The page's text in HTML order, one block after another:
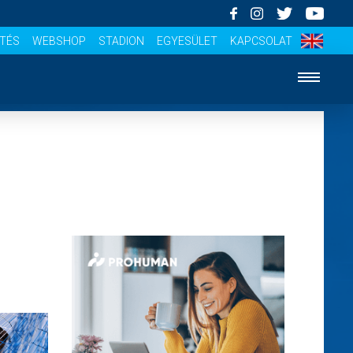
WEBSHOP STADION EGYESÜLET KAPCSOLAT